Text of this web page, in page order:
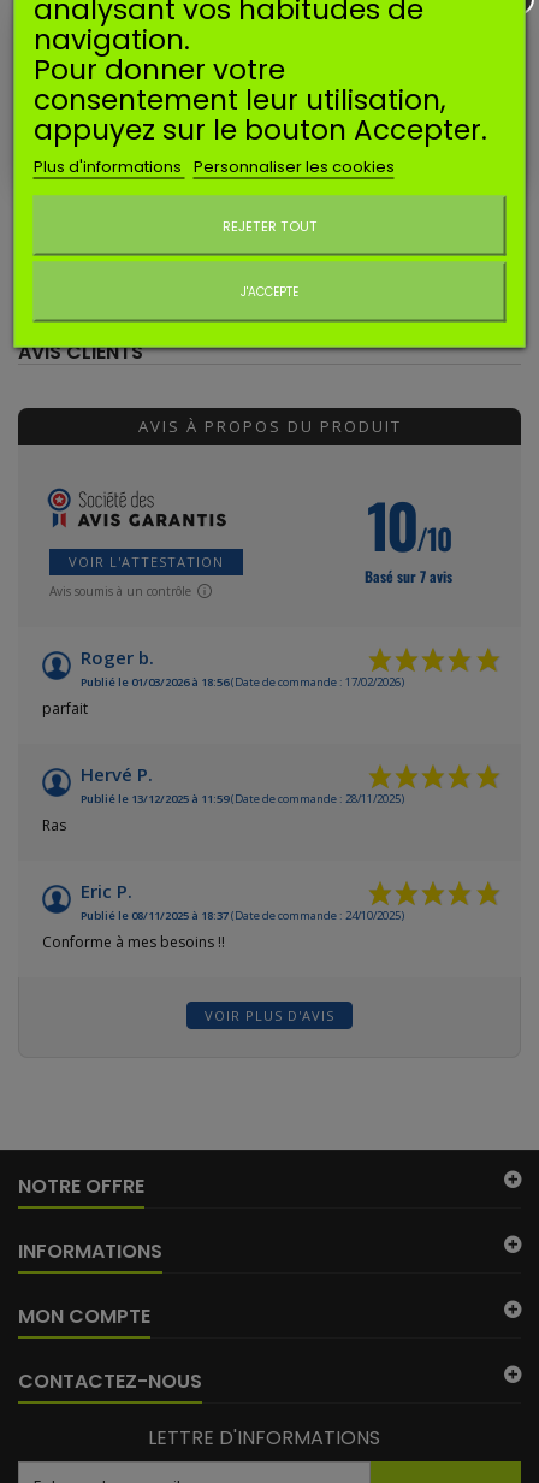
EN SAVOIR PLUS
Joints adaptable pour membrane de dosage.
Correspond à la référence Walbro 92-359 / 92359 / 92-359-8 /
923598.
Convient pour carburateurs Walbro de type WYJ, WYK, WYL.
Vendu en lot de 10.
AVIS CLIENTS
AVIS À PROPOS DU PRODUIT
VOIR L'ATTESTATION
Avis soumis à un contrôle
10/10
Basé sur 7 avis
Roger b.
Publié le 01/03/2026 à 18:56(Date de commande : 17/02/2026)
parfait
Hervé P.
Publié le 13/12/2025 à 11:59(Date de commande : 28/11/2025)
Ras
Eric P.
Publié le 08/11/2025 à 18:37(Date de commande : 24/10/2025)
Conforme à mes besoins !!
VOIR PLUS D'AVIS
NOTRE OFFRE
INFORMATIONS
MON COMPTE
CONTACTEZ-NOUS
LETTRE D'INFORMATIONS
analysant vos habitudes de
navigation.
Pour donner votre
consentement leur utilisation,
appuyez sur le bouton Accepter.
Plus d'informations Personnaliser les cookies
REJETER TOUT
J'ACCEPTE